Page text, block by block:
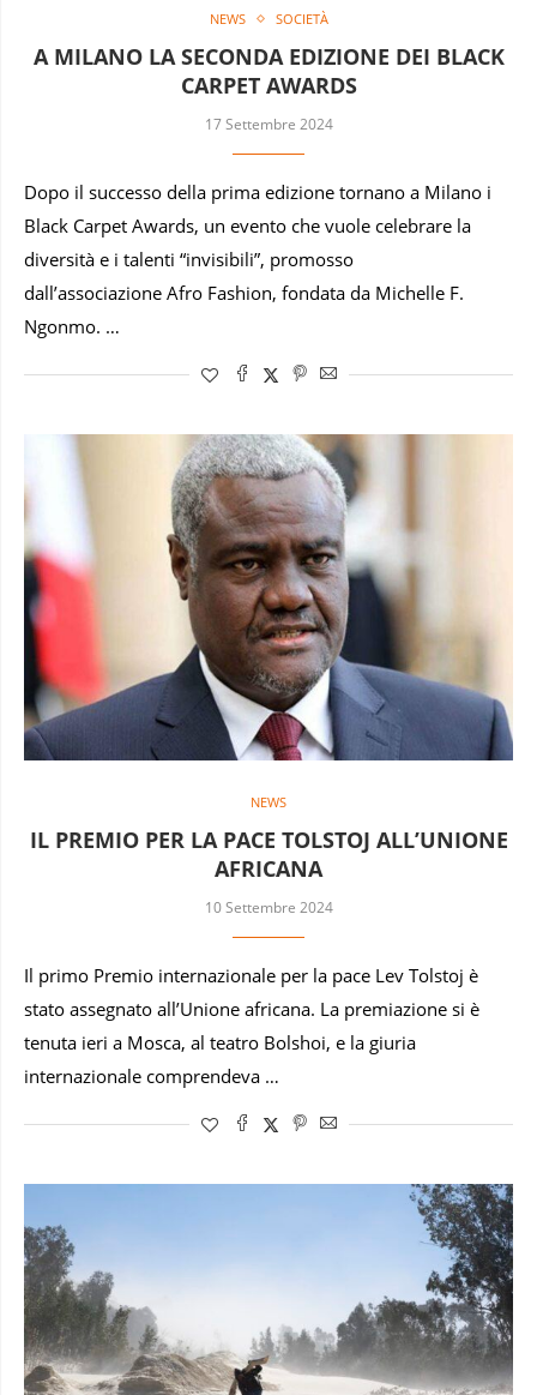
NEWS SOCIETÀ
A MILANO LA SECONDA EDIZIONE DEI BLACK
CARPET AWARDS
17 Settembre 2024
Dopo il successo della prima edizione tornano a Milano i
Black Carpet Awards, un evento che vuole celebrare la
diversità e i talenti “invisibili”, promosso
dall’associazione Afro Fashion, fondata da Michelle F.
Ngonmo. …
NEWS
IL PREMIO PER LA PACE TOLSTOJ ALL’UNIONE
AFRICANA
10 Settembre 2024
Il primo Premio internazionale per la pace Lev Tolstoj è
stato assegnato all’Unione africana. La premiazione si è
tenuta ieri a Mosca, al teatro Bolshoi, e la giuria
internazionale comprendeva …